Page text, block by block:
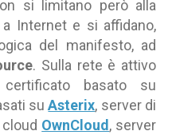
si limitano però alla
Internet e si affidano,
del manifesto, ad
. Sulla rete è attivo
basato su
suAsterix, server di
OwnCloud, server